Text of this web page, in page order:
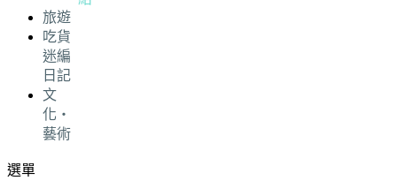
旅遊
吃貨
迷編
日記
文
化・
藝術
選單